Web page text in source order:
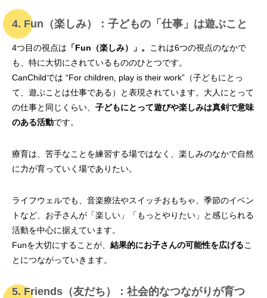
4. Fun（楽しみ）：子どもの「仕事」は遊ぶこと
4つ目の視点は 「Fun（楽しみ）」。
これは6つの視点のなかで
も、特に大切にされているもののひとつです。
CanChildでは “For children, play is their work”（子どもにとっ
て、遊ぶことは仕事である）と表現されています。大人にとって
の仕事と同じくらい、 子どもにとって遊びや楽しみは真剣で意味
のある活動です。
療育は、苦手なことを練習する場ではなく、楽しみのなかで自然
に力が育っていく場でありたい。
ライフウェルでも、音楽療法やスイッチおもちゃ、季節のイベン
トなど、お子さんが「楽しい」「もっとやりたい」と感じられる
活動を中心に据えています。
Funを大切にすることが、 結果的にお子さんの可能性を広げるこ
とにつながっていきます。
5. Friends（友だち）：社会的なつながりが育つ